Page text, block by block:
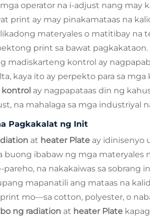
operator na i-adjust nang may
print ay may pinakamataas na
materyales o matitibay na
print sa bawat pagkakataon.
madiskarteng kontrol ay
kaya ito ay perpekto para sa
ay nagpapataas din ng
na mahalaga sa mga industriyal
Pagkakalat ng Init
at heater Plate ay idinisenyo
buong ibabaw ng mga materyales
pareho, na nakakaiwas sa
mapanatili ang mataas na
mo—sa cotton, polyester, o
ng radiation at heater Plate